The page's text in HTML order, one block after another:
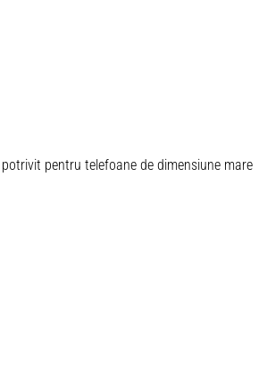
pentru telefoane de dimensiune mare